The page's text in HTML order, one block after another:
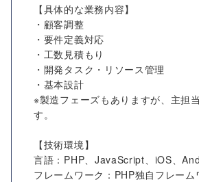
【具体的な業務内容】
・顧客調整
・要件定義対応
・工数見積もり
・開発タスク・リソース管理
・基本設計
※製造フェーズもありますが、主担
す。
【技術環境】
言語：PHP、JavaScript、iOS、
フレームワーク：PHP独自フレーム